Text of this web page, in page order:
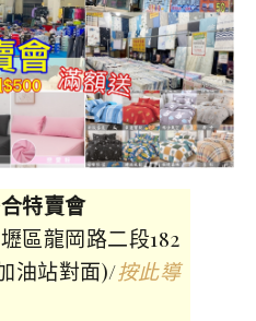
特賣會
區龍岡路二段182
油站對面)/按此導